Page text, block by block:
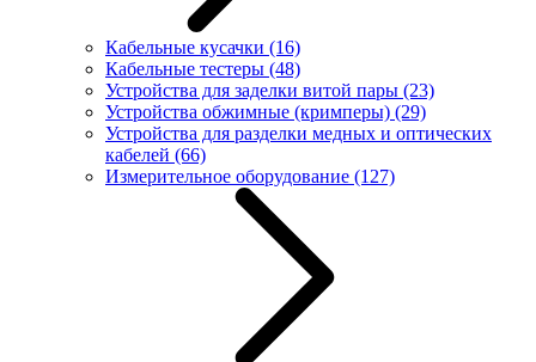
Кабельные кусачки (16)
Кабельные тестеры (48)
Устройства для заделки витой пары (23)
Устройства обжимные (кримперы) (29)
Устройства для разделки медных и оптических
кабелей (66)
Измерительное оборудование (127)